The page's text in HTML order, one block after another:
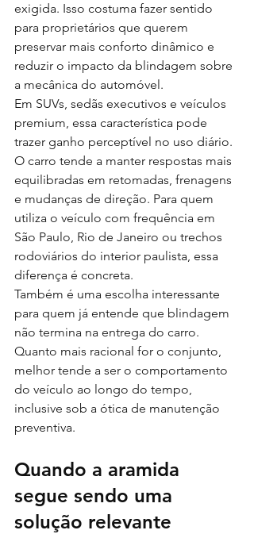
exigida. Isso costuma fazer sentido
para proprietários que querem
preservar mais conforto dinâmico e
reduzir o impacto da blindagem sobre
a mecânica do automóvel.
Em SUVs, sedãs executivos e veículos
premium, essa característica pode
trazer ganho perceptível no uso diário.
O carro tende a manter respostas mais
equilibradas em retomadas, frenagens
e mudanças de direção. Para quem
utiliza o veículo com frequência em
São Paulo, Rio de Janeiro ou trechos
rodoviários do interior paulista, essa
diferença é concreta.
Também é uma escolha interessante
para quem já entende que blindagem
não termina na entrega do carro.
Quanto mais racional for o conjunto,
melhor tende a ser o comportamento
do veículo ao longo do tempo,
inclusive sob a ótica de manutenção
preventiva.
Quando a aramida
segue sendo uma
solução relevante